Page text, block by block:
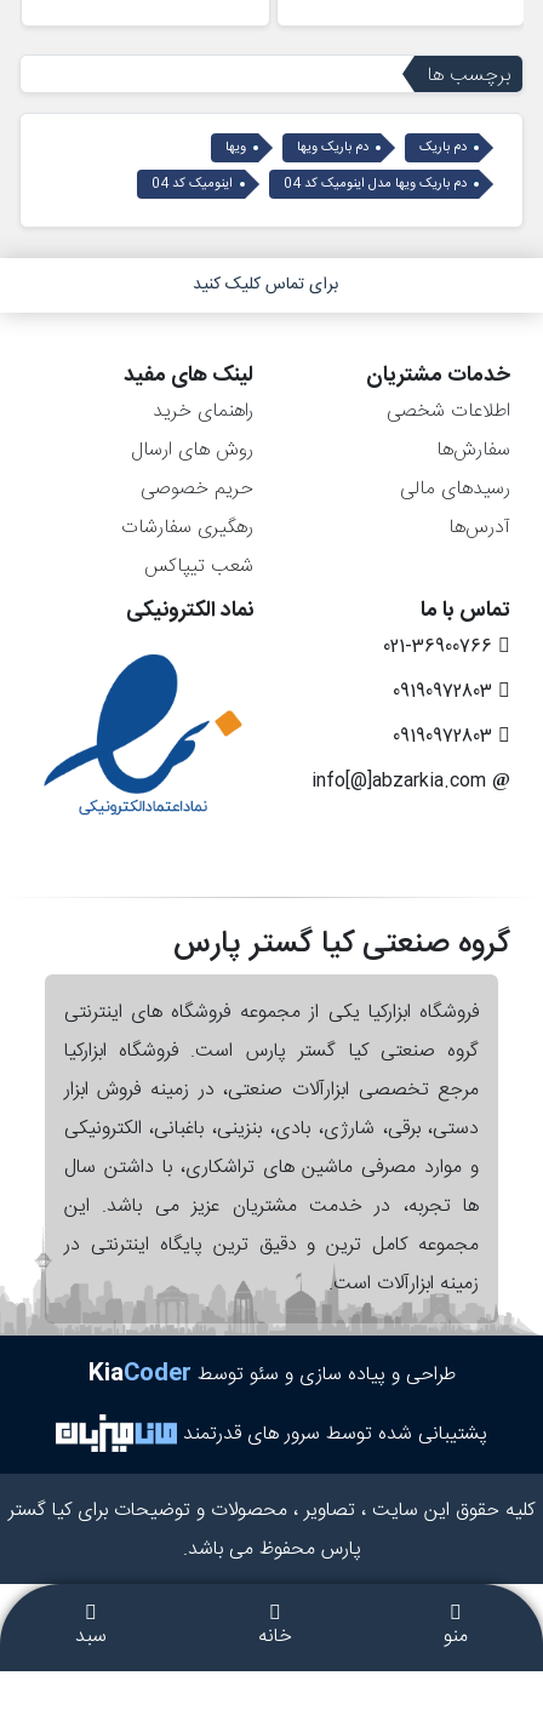
برچسب ها
دم باریک دم باریک ویها
ویها
دم باریک ویها مدل اینومیک کد 04
اینومیک کد 04
برای تماس کلیک کنید
خدمات مشتریان
اطلاعات شخصی
سفارش‌ها
رسیدهای مالی
آدرس‌ها
لینک های مفید
راهنمای خرید
روش های ارسال
حریم خصوصی
رهگیری سفارشات
شعب تیپاکس
تماس با ما نماد الکترونیکی
گروه صنعتی کیا گستر پارس
فروشگاه ابزارکیا یکی از مجموعه فروشگاه های اینترنتی
گروه صنعتی کیا گستر پارس است. فروشگاه ابزارکیا
مرجع تخصصی ابزارآلات صنعتی، در زمینه فروش ابزار
دستی، برقی، شارژی، بادی، بنزینی، باغبانی، الکترونیکی
و موارد مصرفی ماشین های تراشکاری، با داشتن سال
ها تجربه، در خدمت مشتریان عزیز می باشد. این
مجموعه کامل ترین و دقیق ترین پایگاه اینترنتی در
زمینه ابزارآلات است.
طراحی و پیاده سازی و سئو توسط KiaCoder
پشتیبانی شده توسط سرور های قدرتمند
کلیه حقوق این سایت ، تصاویر ، محصولات و توضیحات برای کیا گستر
پارس محفوظ می باشد.
منو خانه سبد